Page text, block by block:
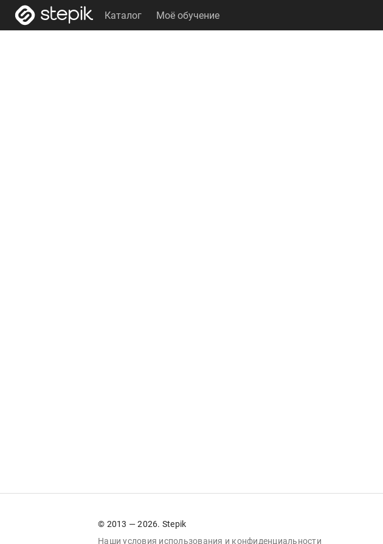
Каталог Моё обучение
© 2013 — 2026. Stepik
Наши условия использования и конфиденциальности